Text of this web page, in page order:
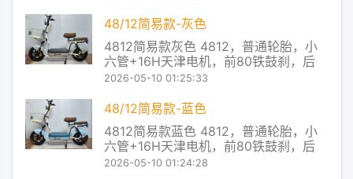
器主芯片对电池的放电状态进行实时监
用率进行了实时匹配，让电
48/12简易款-灰色
4812简易款灰色 4812，普通轮胎，小
六管+16H天津电机，前80铁鼓刹，后
110大鼓，有底铁蓝，无靠背 穗牌电动车
器主芯片对电池的放电状态进行实时监
用率进行了实时匹配，让电
2026-05-10 01:25:33
48/12简易款-蓝色
4812简易款蓝色 4812，普通轮胎，小
六管+16H天津电机，前80铁鼓刹，后
110大鼓，有底铁蓝，无靠背 穗牌电动车
2026-05-10 01:24:28